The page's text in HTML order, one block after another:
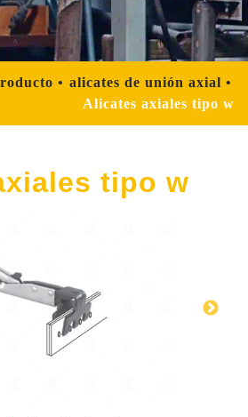
alicates de unión axial
Alicates axiales tipo w
tipo w